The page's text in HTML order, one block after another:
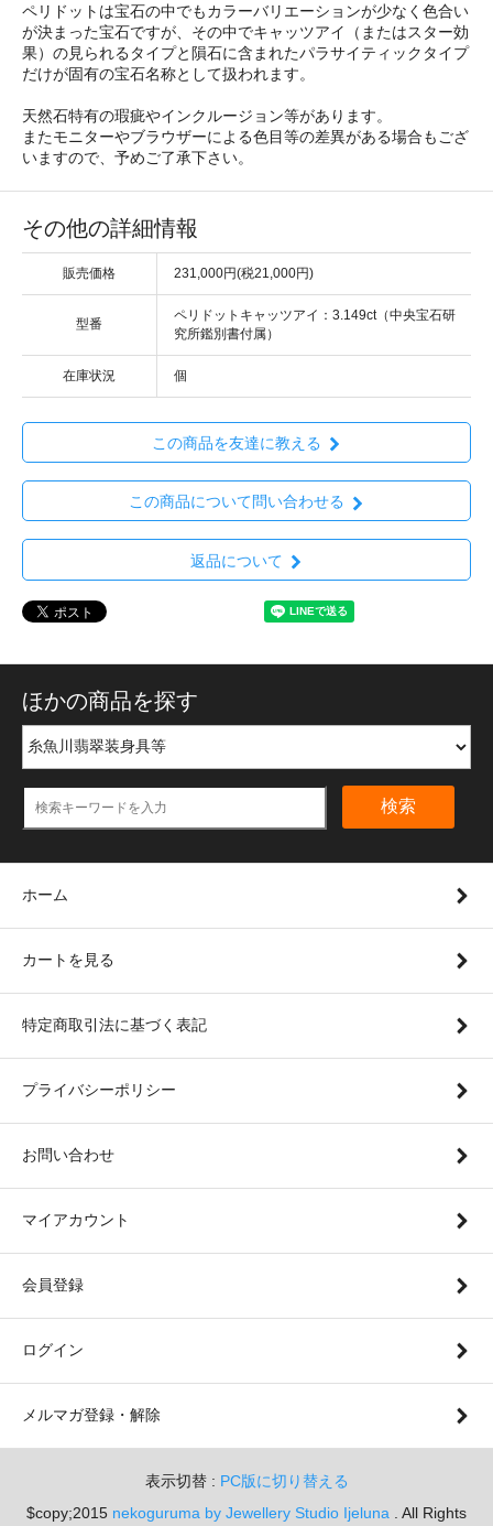
ペリドットは宝石の中でもカラーバリエーションが少なく色合い
が決まった宝石ですが、その中でキャッツアイ（またはスター効
果）の見られるタイプと隕石に含まれたパラサイティックタイプ
だけが固有の宝石名称として扱われます。
天然石特有の瑕疵やインクルージョン等があります。
またモニターやブラウザーによる色目等の差異がある場合もござ
いますので、予めご了承下さい。
その他の詳細情報
販売価格 231,000円(税21,000円)
型番
ペリドットキャッツアイ：3.149ct（中央宝石研
究所鑑別書付属）
在庫状況 個
この商品を友達に教える
この商品について問い合わせる
返品について
ほかの商品を探す
検索
ホーム
カートを見る
特定商取引法に基づく表記
プライバシーポリシー
お問い合わせ
マイアカウント
会員登録
ログイン
メルマガ登録・解除
表示切替 : PC版に切り替える
$copy;2015 nekoguruma by Jewellery Studio Ijeluna . All Rights